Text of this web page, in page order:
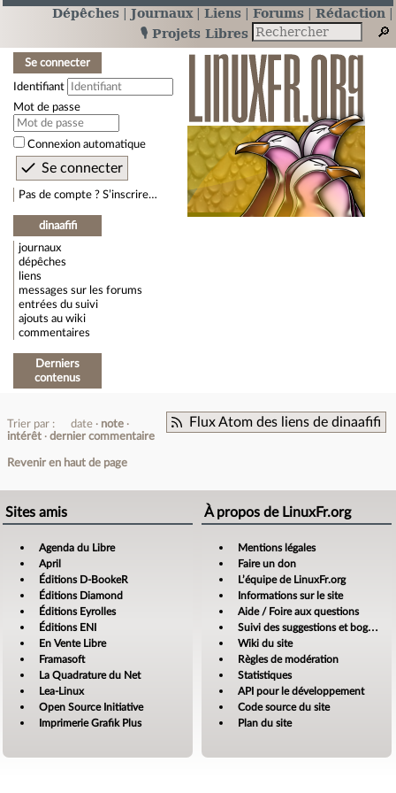
Dépêches Journaux Liens Forums
Rédaction
🎙️ Projets Libres
Se connecter
Identifiant
Mot de passe
Connexion automatique
Pas de compte ? S’inscrire…
dinaafifi
journaux
dépêches
liens
messages sur les forums
entrées du suivi
ajouts au wiki
commentaires
Derniers
contenus
Flux Atom des liens de dinaafifi
Trier par : date
note
intérêt
dernier commentaire
Revenir en haut de page
Sites amis
Agenda du Libre
April
Éditions D-BookeR
Éditions Diamond
Éditions Eyrolles
Éditions ENI
En Vente Libre
Framasoft
La Quadrature du Net
Lea-Linux
Open Source Initiative
Imprimerie Grafik Plus
À propos de LinuxFr.org
Mentions légales
Faire un don
L’équipe de LinuxFr.org
Informations sur le site
Aide / Foire aux questions
Suivi des suggestions et bogues
Wiki du site
Règles de modération
Statistiques
API pour le développement
Code source du site
Plan du site